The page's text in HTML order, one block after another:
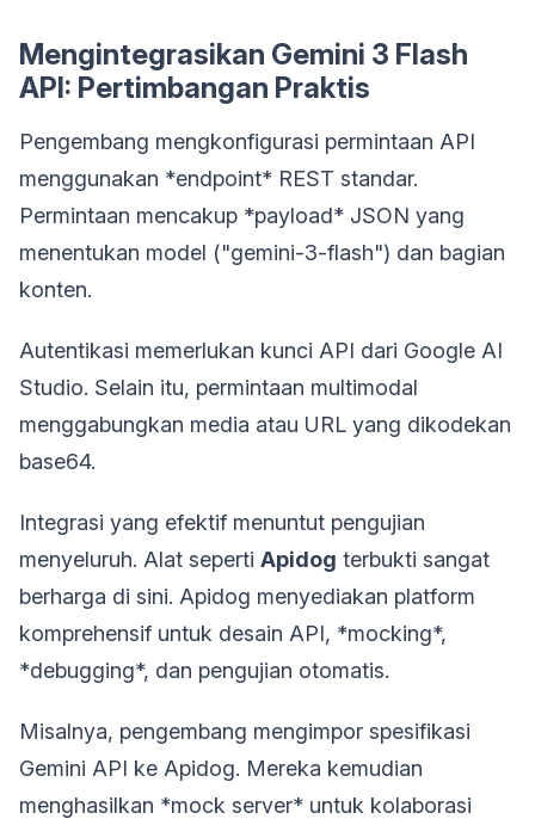
Mengintegrasikan Gemini 3 Flash
API: Pertimbangan Praktis
Pengembang mengkonfigurasi permintaan API
menggunakan *endpoint* REST standar.
Permintaan mencakup *payload* JSON yang
menentukan model ("gemini-3-flash") dan bagian
konten.
Autentikasi memerlukan kunci API dari Google AI
Studio. Selain itu, permintaan multimodal
menggabungkan media atau URL yang dikodekan
base64.
Integrasi yang efektif menuntut pengujian
menyeluruh. Alat seperti Apidog terbukti sangat
berharga di sini. Apidog menyediakan platform
komprehensif untuk desain API, *mocking*,
*debugging*, dan pengujian otomatis.
Misalnya, pengembang mengimpor spesifikasi
Gemini API ke Apidog. Mereka kemudian
menghasilkan *mock server* untuk kolaborasi